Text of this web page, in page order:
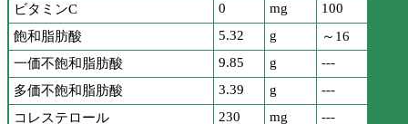
ビタミンC
0 mg
100
飽和脂肪酸
5.32 g
～16
一価不飽和脂肪酸
9.85 g
---
多価不飽和脂肪酸
3.39 g
---
コレステロール
230 mg
---